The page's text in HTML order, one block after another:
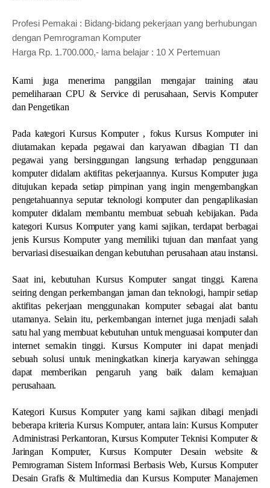
Profesi Pemakai : Bidang-bidang pekerjaan yang berhubungan
dengan Pemrograman Komputer
Harga Rp. 1.700.000,- lama belajar : 10 X Pertemuan
Kami juga menerima panggilan mengajar training atau
pemeliharaan CPU & Service di perusahaan, Servis Komputer
dan Pengetikan
Pada kategori Kursus Komputer , fokus Kursus Komputer ini
diutamakan kepada pegawai dan karyawan dibagian TI dan
pegawai yang bersinggungan langsung terhadap penggunaan
komputer didalam aktifitas pekerjaannya. Kursus Komputer juga
ditujukan kepada setiap pimpinan yang ingin mengembangkan
pengetahuannya seputar teknologi komputer dan pengaplikasian
komputer didalam membantu membuat sebuah kebijakan. Pada
kategori Kursus Komputer yang kami sajikan, terdapat berbagai
jenis Kursus Komputer yang memiliki tujuan dan manfaat yang
bervariasi disesuaikan dengan kebutuhan perusahaan atau instansi.
Saat ini, kebutuhan Kursus Komputer sangat tinggi. Karena
seiring dengan perkembangan jaman dan teknologi, hampir setiap
aktifitas pekerjaan menggunakan komputer sebagai alat bantu
utamanya. Selain itu, perkembangan internet juga menjadi salah
satu hal yang membuat kebutuhan untuk menguasai komputer dan
internet semakin tinggi. Kursus Komputer ini dapat menjadi
sebuah solusi untuk meningkatkan kinerja karyawan sehingga
dapat memberikan pengaruh yang baik dalam kemajuan
perusahaan.
Kategori Kursus Komputer yang kami sajikan dibagi menjadi
beberapa kriteria Kursus Komputer, antara lain: Kursus Komputer
Administrasi Perkantoran, Kursus Komputer Teknisi Komputer &
Jaringan Komputer, Kursus Komputer Desain website &
Pemrograman Sistem Informasi Berbasis Web, Kursus Komputer
Desain Grafis & Multimedia dan Kursus Komputer Manajemen